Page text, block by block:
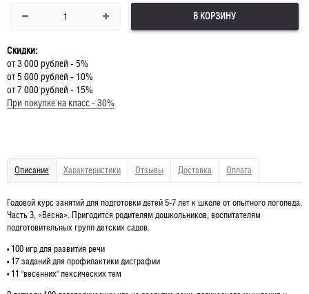
В КОРЗИНУ
Скидки:
от 3 000 рублей - 5%
от 5 000 рублей - 10%
от 7 000 рублей - 15%
При покупке на класс - 30%
Описание Характеристики Отзывы Доставка Оплата
Годовой курс занятий для подготовки детей 5-7 лет к школе от опытного логопеда.
Часть 3, «Весна». Пригодится родителям дошкольников, воспитателям
подготовительных групп детских садов.
• 100 игр для развития речи
• 17 заданий для профилактики дисграфии
• 11 "весенних" лексических тем